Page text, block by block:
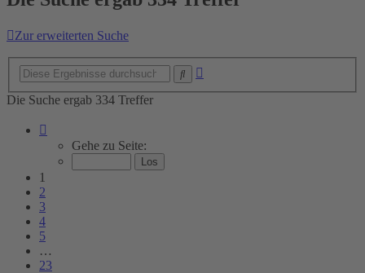
Zur erweiterten Suche
Die Suche ergab 334 Treffer
von
Gehe zu Seite:
1
2
3
4
5
…
23